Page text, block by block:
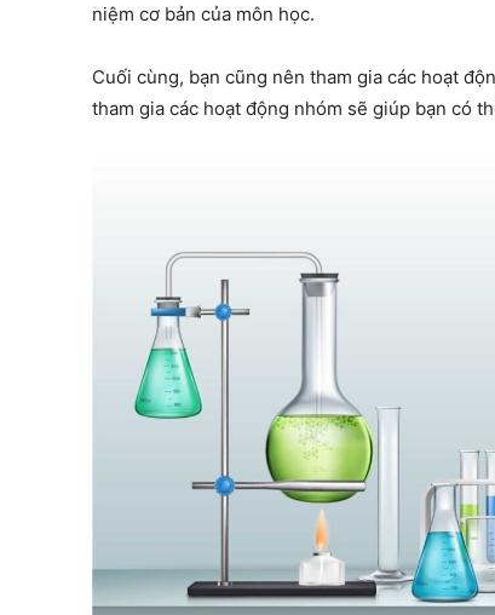
niệm cơ bản của môn học.
Cuối cùng, bạn cũng nên tham gia các hoạt
tham gia các hoạt động nhóm sẽ giúp bạn có